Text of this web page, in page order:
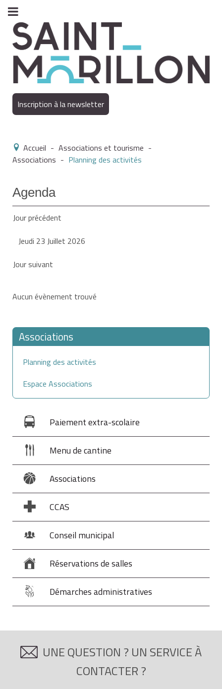
Inscription à la newsletter
Accueil - Associations et tourisme -
Associations - Planning des activités
Agenda
Jour précédent
Jeudi 23 Juillet 2026
Jour suivant
Aucun évènement trouvé
Associations
Planning des activités
Espace Associations
Paiement extra-scolaire
Menu de cantine
Associations
CCAS
Conseil municipal
Réservations de salles
Démarches administratives
UNE QUESTION ? UN SERVICE À
CONTACTER ?